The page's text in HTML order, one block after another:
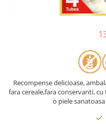
Recompense delicioase,
fara cereale,fara conservanti,
o piele